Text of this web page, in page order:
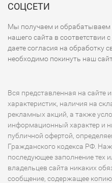
СОЦСЕТИ
Мы получаем и обрабатываем
нашего сайта в соответствии с
даете согласия на обработку
необходимо покинуть наш
Вся представленная на сайте
характеристик, наличия на
рекламных акций, а также
информационный характер и
публичной офертой,
Гражданского кодекса РФ.
последующее заполнение тех
владельцев сайта никаких
сообщение, содержащее